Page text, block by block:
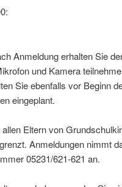
Anmeldung erhalten Sie
und Kamera
Sie ebenfalls vor Beginn
eingeplant.
Eltern von
Anmeldungen nimmt
05231/621-621 an.